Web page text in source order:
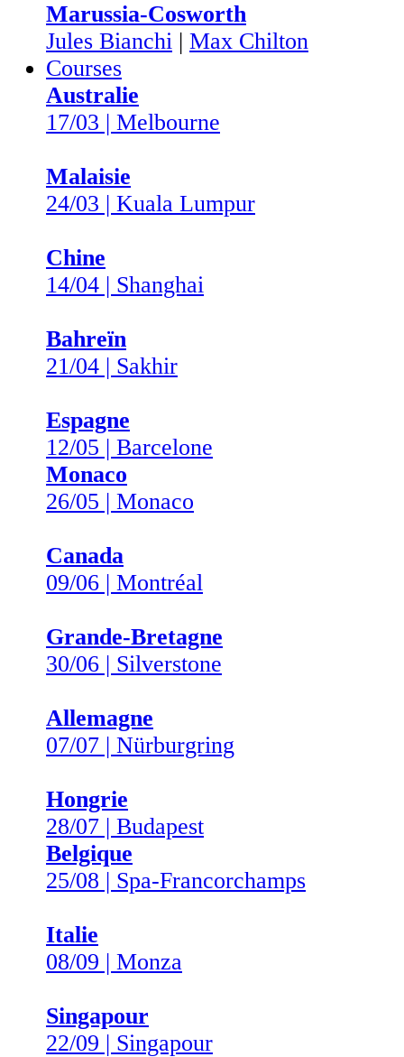
Marussia-Cosworth
Jules Bianchi | Max Chilton
Courses
Australie
17/03 | Melbourne
Malaisie
24/03 | Kuala Lumpur
Chine
14/04 | Shanghai
Bahreïn
21/04 | Sakhir
Espagne
12/05 | Barcelone
Monaco
26/05 | Monaco
Canada
09/06 | Montréal
Grande-Bretagne
30/06 | Silverstone
Allemagne
07/07 | Nürburgring
Hongrie
28/07 | Budapest
Belgique
25/08 | Spa-Francorchamps
Italie
08/09 | Monza
Singapour
22/09 | Singapour